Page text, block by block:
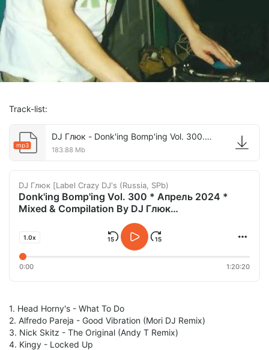
Track-list:
mp3
DJ Глюк - Donk'ing Bomp'ing Vol. 300.mp3
183.88 Mb
DJ Глюк [Label Crazy DJ's (Russia, SPb)
Donk'ing Bomp'ing Vol. 300 * Апрель 2024 *
Mixed & Compilation By DJ Глюк
https://boosty.to/djgluk/
1.0x
0:00 1:20:20
1. Head Horny's - What To Do
2. Alfredo Pareja - Good Vibration (Mori DJ Remix)
3. Nick Skitz - The Original (Andy T Remix)
4. Kingy - Locked Up